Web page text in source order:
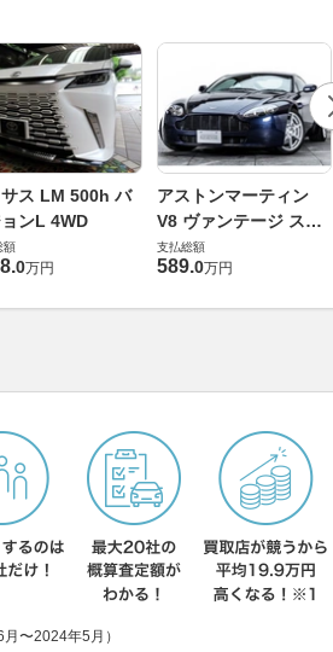
サス LM 500h バ
ンL 4WD
額
.0万円
アストンマーティン
V8 ヴァンテージ スポ
ーツシフト
支払総額
589.0万円
〜2024年5月）